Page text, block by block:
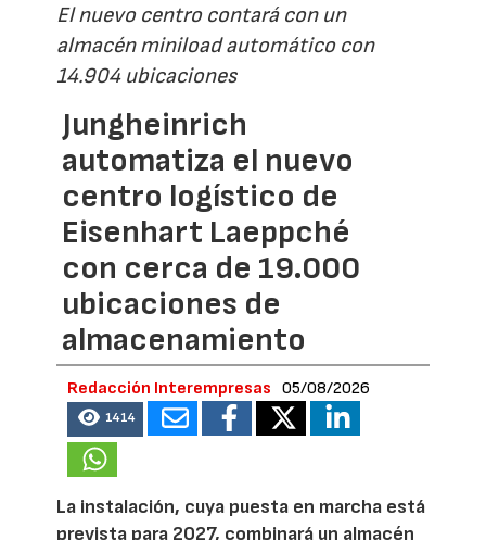
El nuevo centro contará con un
almacén miniload automático con
14.904 ubicaciones
Jungheinrich
automatiza el nuevo
centro logístico de
Eisenhart Laeppché
con cerca de 19.000
ubicaciones de
almacenamiento
Redacción Interempresas 05/08/2026
1414
La instalación, cuya puesta en marcha está
prevista para 2027, combinará un almacén